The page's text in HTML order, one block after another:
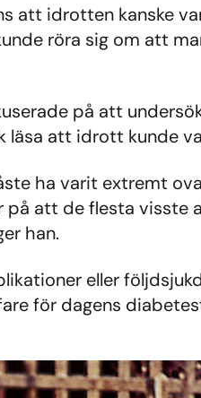
att idrotten kanske
röra sig om att
på att
att idrott kunde
ha varit extremt
att de flesta visste
han.
eller
för dagens